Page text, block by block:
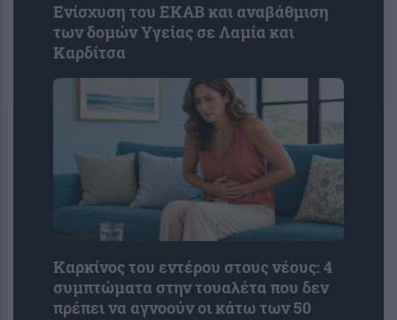
Ενίσχυση του ΕΚΑΒ και αναβάθμιση
των δομών Υγείας σε Λαμία και
Καρδίτσα
Καρκίνος του εντέρου στους νέους: 4
συμπτώματα στην τουαλέτα που δεν
πρέπει να αγνοούν οι κάτω των 50